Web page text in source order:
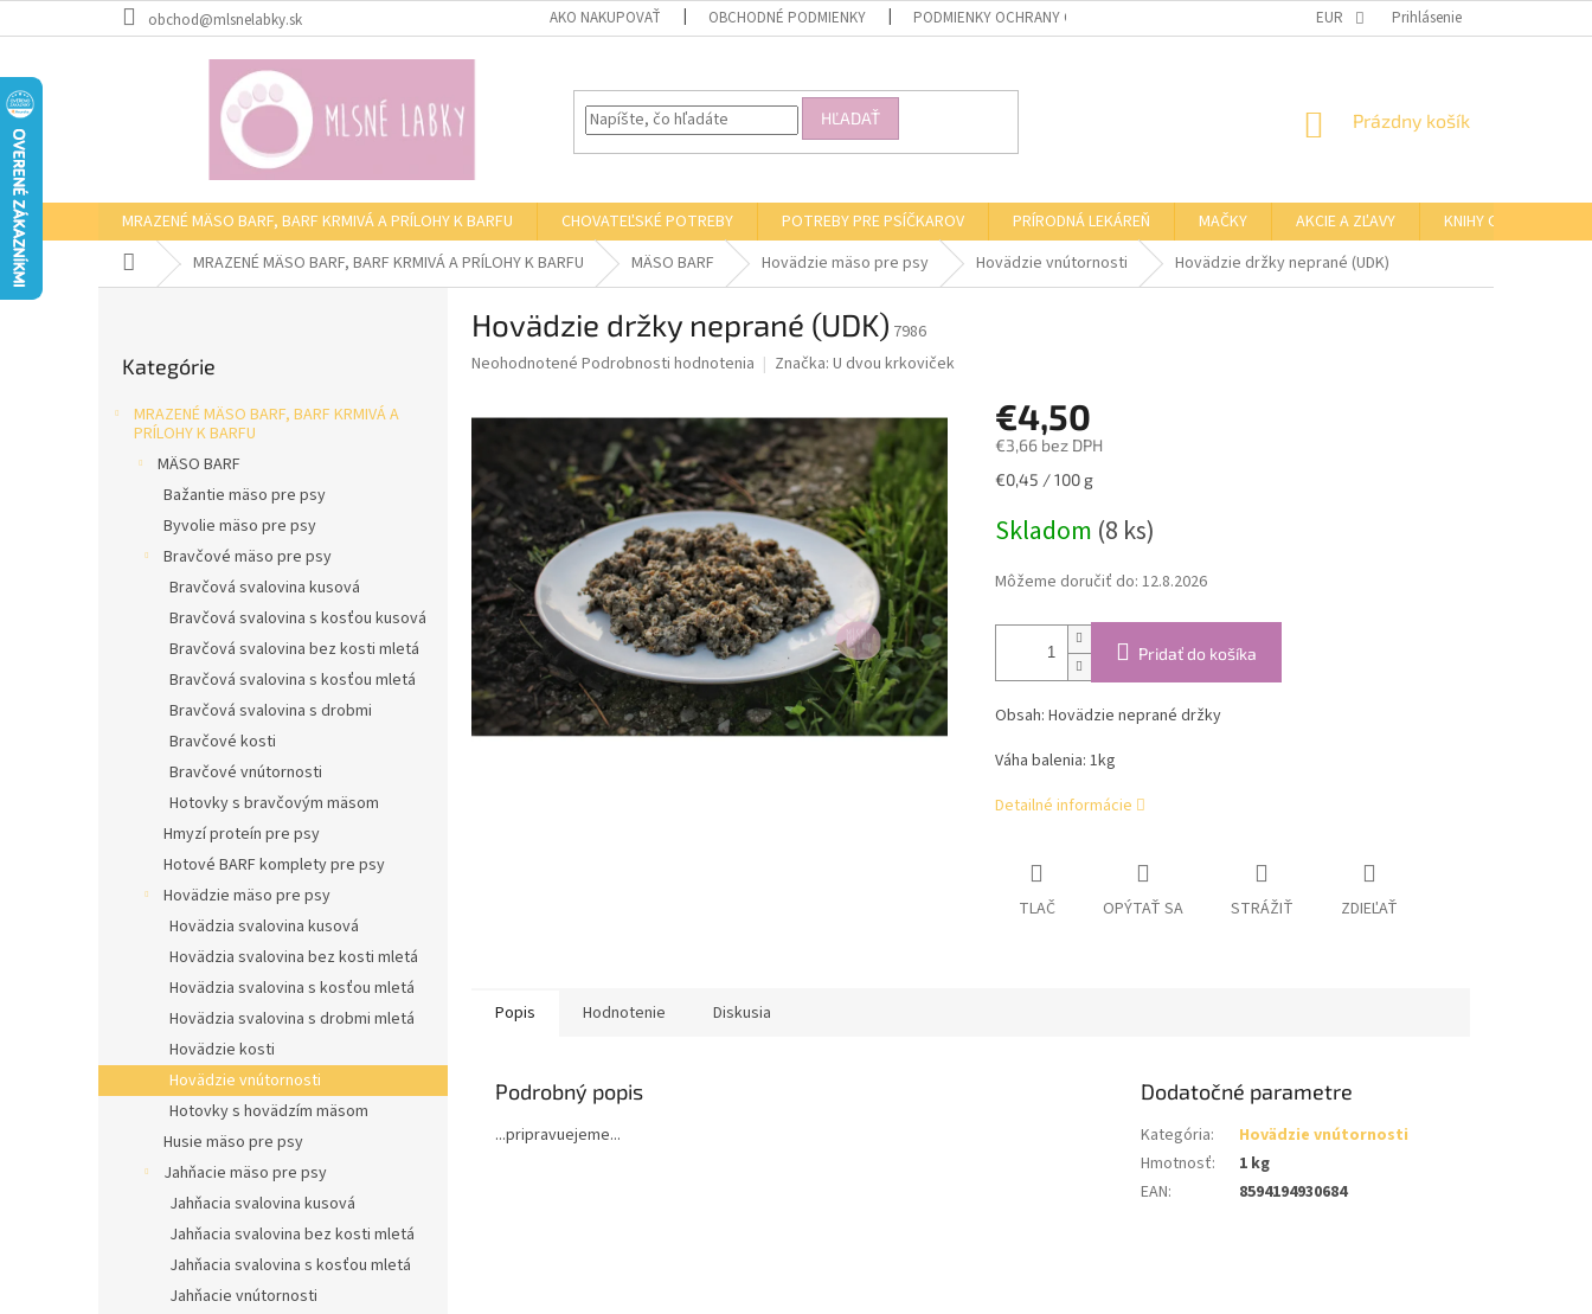
na
obchod@mlsnelabky.sk AKO NAKUPOVAŤ OBCHODNÉ PODMIENKY PODMIENKY OCHRANY OSOBNÝCH ÚDAJOV OTVÁRACIE HODINY KAMENNEJ PREDAJNE
EUR Prihlásenie
HĽADAŤ
NÁKUPNÝ
Prázdny košík
MRAZENÉ MÄSO BARF, BARF KRMIVÁ A PRÍLOHY K BARFU CHOVATEĽSKÉ POTREBY POTREBY PRE PSÍČKAROV PRÍRODNÁ LEKÁREŇ MAČKY AKCIE A ZĽAVY
KNIHY O BARFE
DomovMRAZENÉ MÄSO BARF, BARF KRMIVÁ A PRÍLOHY K BARFU MÄSO BARF Hovädzie mäso pre psy Hovädzie vnútornosti Hovädzie držky neprané (UDK)
kategórie
Kategórie
MRAZENÉ MÄSO BARF, BARF KRMIVÁ A
PRÍLOHY K BARFU
MÄSO BARF
Bažantie mäso pre psy
Byvolie mäso pre psy
Bravčové mäso pre psy
Bravčová svalovina kusová
Bravčová svalovina s kosťou kusová
Bravčová svalovina bez kosti mletá
Bravčová svalovina s kosťou mletá
Bravčová svalovina s drobmi
Bravčové kosti
Bravčové vnútornosti
Hotovky s bravčovým mäsom
Hmyzí proteín pre psy
Hotové BARF komplety pre psy
Hovädzie mäso pre psy
Hovädzia svalovina kusová
Hovädzia svalovina bez kosti mletá
Hovädzia svalovina s kosťou mletá
Hovädzia svalovina s drobmi mletá
Hovädzie kosti
Hovädzie vnútornosti
Hotovky s hovädzím mäsom
Husie mäso pre psy
Jahňacie mäso pre psy
Jahňacia svalovina kusová
Jahňacia svalovina bez kosti mletá
Jahňacia svalovina s kosťou mletá
Jahňacie vnútornosti
Hovädzie držky neprané (UDK) 7986
Priemerné
5
hviezdičiek.
Neohodnotené Podrobnosti hodnotenia Značka: U dvou krkoviček
€4,50
€3,66 bez DPH
Jednotková
€0,45 / 100 g
Skladom (8 ks)
Môžeme doručiť do: 12.8.2026
Pridať do košíka
Obsah: Hovädzie neprané držky
Váha balenia: 1kg
Detailné informácie
TLAČ OPÝTAŤ SA STRÁŽIŤ ZDIEĽAŤ
Popis Hodnotenie Diskusia
Podrobný popis
...pripravuejeme...
Dodatočné parametre
Kategória:
Hovädzie vnútornosti
Hmotnosť:
1 kg
EAN: 8594194930684